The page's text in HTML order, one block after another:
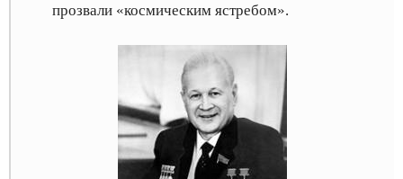
прозвали «космическим ястребом».